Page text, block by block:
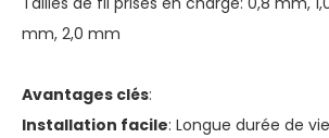
mm, 2,0 mm
Avantages clés:
Installation facile: Longue durée de